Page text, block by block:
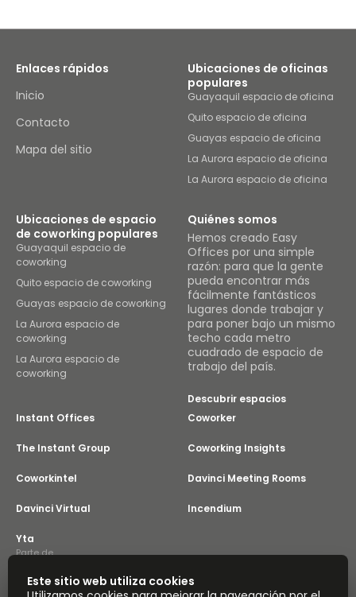
Enlaces rápidos
Inicio
Contacto
Mapa del sitio
Ubicaciones de oficinas
populares
Guayaquil espacio de oficina
Quito espacio de oficina
Guayas espacio de oficina
La Aurora espacio de oficina
La Aurora espacio de oficina
Ubicaciones de espacio
de coworking populares
Guayaquil espacio de
coworking
Quito espacio de coworking
Guayas espacio de coworking
La Aurora espacio de
coworking
La Aurora espacio de
coworking
Quiénes somos
Hemos creado Easy
Offices por una simple
razón: para que la gente
pueda encontrar más
fácilmente fantásticos
lugares donde trabajar y
para poner bajo un mismo
techo cada metro
cuadrado de espacio de
trabajo del país.
Descubrir espacios
Instant Offices
Coworker
The Instant Group Coworking Insights
Coworkintel Davinci Meeting Rooms
Davinci Virtual Incendium
Yta
Parte de
Instant Group
Mapa del sitio Términos Privacidad
Este sitio web utiliza cookies